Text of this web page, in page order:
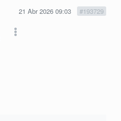
21 Abr 2026 09:03 #193729